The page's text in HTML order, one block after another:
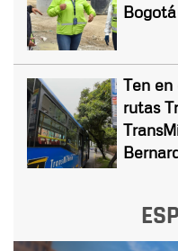
Bogotá
Ten
rutas